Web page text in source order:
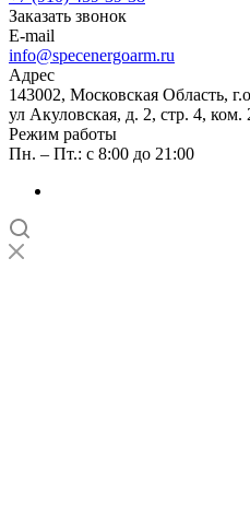
Заказать звонок
E-mail
info@specenergoarm.ru
Адрес
143002, Московская Область,
ул Акуловская, д. 2, стр. 4, ком.
Режим работы
Пн. – Пт.: с 8:00 до 21:00